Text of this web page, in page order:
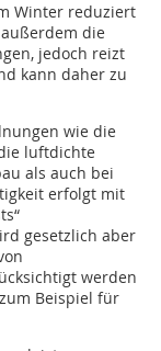
Winter reduziert
die
jedoch reizt
kann daher zu
wie die
luftdichte
als auch bei
erfolgt mit
gesetzlich aber
werden
Beispiel für